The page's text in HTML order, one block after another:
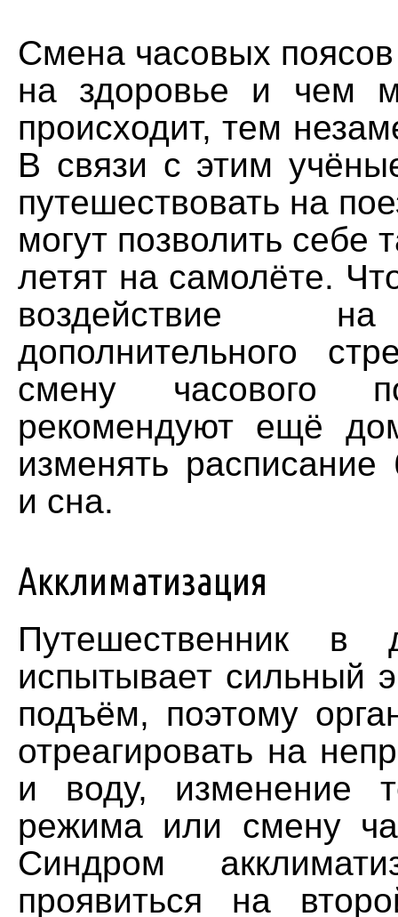
Смена часовых
на здоровье и чем
происходит, тем
В связи с этим
путешествовать на
могут позволить себе
летят на самолёте.
воздействие
дополнительного
смену часового
рекомендуют ещё
изменять расписание
и сна.
Акклиматизация
Путешественник в
испытывает сильный
подъём, поэтому
отреагировать на
и воду, изменение
режима или смену
Синдром
проявиться на